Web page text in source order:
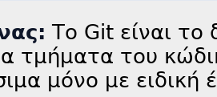
Το Git είναι το
τμήματα του
μόνο με ειδική